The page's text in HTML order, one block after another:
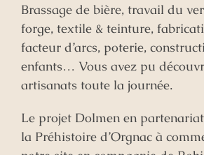
Brassage de bière, travail du
forge, textile & teinture,
facteur d’arcs, poterie,
enfants… Vous avez pu
artisanats toute la journée.
Le projet Dolmen en
la Préhistoire d’Orgnac à